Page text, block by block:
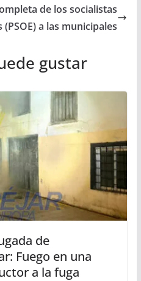
de los socialistas
a las municipales
gustar
de
Fuego en una
a la fuga